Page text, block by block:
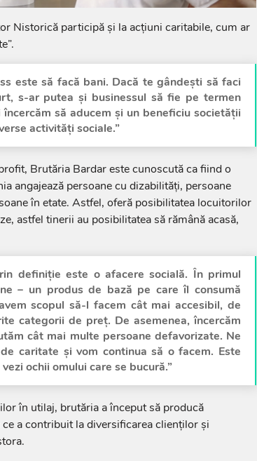
Nistorică participă și la acțiuni caritabile, cum ar
este să facă bani. Dacă te gândești să faci
s-ar putea și businessul să fie pe termen
să aducem și un beneficiu societății
activități sociale.”
Brutăria Bardar este cunoscută ca fiind o
angajează persoane cu dizabilități, persoane
în etate. Astfel, oferă posibilitatea locuitorilor
astfel tinerii au posibilitatea să rămână acasă,
definiție este o afacere socială. În primul
– un produs de bază pe care îl consumă
scopul să-l facem cât mai accesibil, de
categorii de preț. De asemenea, încercăm
cât mai multe persoane defavorizate. Ne
caritate și vom continua să o facem. Este
ochii omului care se bucură.”
în utilaj, brutăria a început să producă
a contribuit la diversificarea clienților și